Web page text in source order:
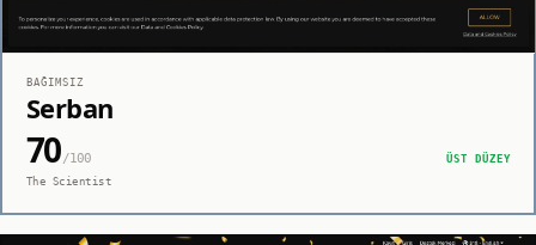
BAĞIMSIZ
Serban
70/100
ÜST DÜZEY
The Scientist